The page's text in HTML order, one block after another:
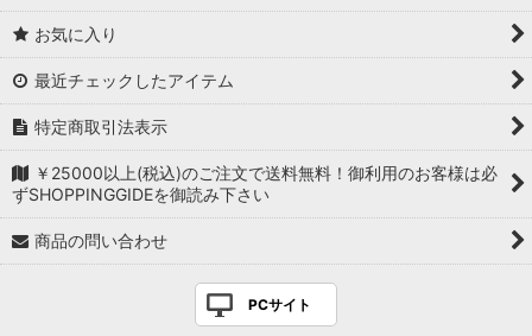
お気に入り
最近チェックしたアイテム
特定商取引法表示
￥25000以上(税込)のご注文で送料無料！御利用のお客様は必
ずSHOPPINGGIDEを御読み下さい
商品の問い合わせ
PCサイト